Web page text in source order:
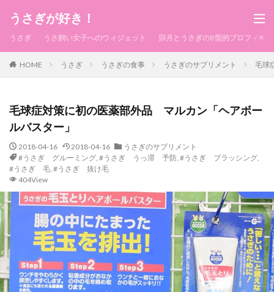
うさぎが好き！
うさぎ うさ飼い女子へのウィジェット 卯月とうさぎのB型的プロフィール
HOME うさぎ うさぎの食事 うさぎのサプリメント 毛球
毛球症対策に初の医薬部外品 マルカン「ヘアボー
ルバスター」
2018-04-16 2018-04-16
うさぎのサプリメント
#うさぎ グルーミング, #うさぎ うっ滞 予防, #うさぎ ブラッシング,
#うさぎ 毛, #うさぎ 抜け毛
404View